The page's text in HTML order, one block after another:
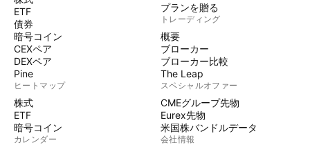
ETF
債券
暗号コイン
CEXペア
DEXペア
Pine
ヒートマップ
株式
ETF
暗号コイン
カレンダー
プランを贈る
トレーディング
概要
ブローカー
ブローカー比較
The Leap
スペシャルオファー
CMEグループ先物
Eurex先物
米国株バンドルデータ
会社情報